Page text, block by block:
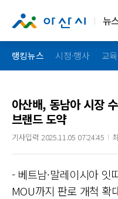
뉴
랭킹뉴스 시정·행사 교
아산배, 동남아 시장
브랜드 도약
기사입력 2025.11.05 07:24:45
- 베트남·말레이시아
MOU까지 판로 개척 확